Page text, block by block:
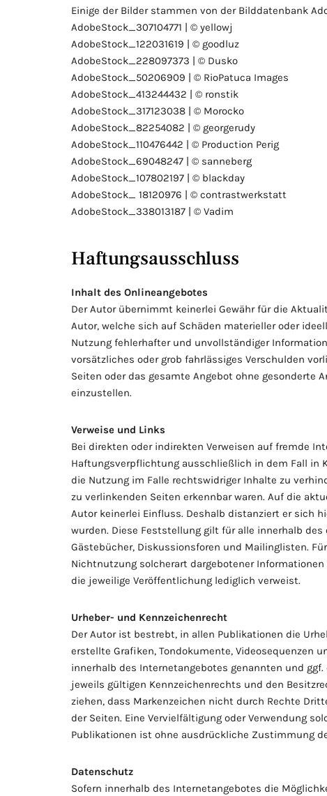
Einige der Bilder stammen von der Bilddatenbank
AdobeStock_307104771 | © yellowj
AdobeStock_122031619 | © goodluz
AdobeStock_228097373 | © Dusko
AdobeStock_50206909 | © RioPatuca Images
AdobeStock_413244432 | © ronstik
AdobeStock_317123038 | © Morocko
AdobeStock_82254082 | © georgerudy
AdobeStock_110476442 | © Production Perig
AdobeStock_69048247 | © sanneberg
AdobeStock_107802197 | © blackday
AdobeStock_ 18120976 | © contrastwerkstatt
AdobeStock_338013187 | © Vadim
Haftungsausschluss
Inhalt des Onlineangebotes
Der Autor übernimmt keinerlei Gewähr für die
Autor, welche sich auf Schäden materieller oder
Nutzung fehlerhafter und unvollständiger
vorsätzliches oder grob fahrlässiges Verschulden
Seiten oder das gesamte Angebot ohne gesonderte
einzustellen.
Verweise und Links
Bei direkten oder indirekten Verweisen auf fremde
Haftungsverpflichtung ausschließlich in dem Fall in
die Nutzung im Falle rechtswidriger Inhalte zu
zu verlinkenden Seiten erkennbar waren. Auf die
Autor keinerlei Einfluss. Deshalb distanziert er sich
wurden. Diese Feststellung gilt für alle innerhalb
Gästebücher, Diskussionsforen und Mailinglisten.
Nichtnutzung solcherart dargebotener
die jeweilige Veröffentlichung lediglich verweist.
Urheber- und Kennzeichenrecht
Der Autor ist bestrebt, in allen Publikationen die
erstellte Grafiken, Tondokumente, Videosequenzen
innerhalb des Internetangebotes genannten und
jeweils gültigen Kennzeichenrechts und den
ziehen, dass Markenzeichen nicht durch Rechte
der Seiten. Eine Vervielfältigung oder Verwendung
Publikationen ist ohne ausdrückliche Zustimmung
Datenschutz
Sofern innerhalb des Internetangebotes die